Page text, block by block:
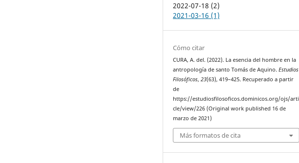
2022-07-18 (2)
2021-03-16 (1)
Cómo citar
CURA, A. del. (2022). La esencia del hombre en la
antropología de santo Tomás de Aquino.Estudios
Filosóficos,23(63), 419–425. Recuperado a partir
de
https://estudiosfilosoficos.dominicos.org/ojs/arti
cle/view/226 (Original work published 16 de
marzo de 2021)
Más formatos de cita